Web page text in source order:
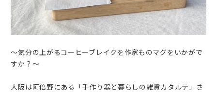
～気分の上がるコーヒーブレイクを作家ものマグをいかがで
すか？～
大阪は阿倍野にある「手作り器と暮らしの雑貨カタルテ」さ